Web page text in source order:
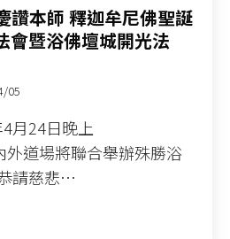
讚本師 釋迦牟尼佛聖誕
會暨浴佛壇城開光法
05
月24日晚上
外道場將聯合舉辦殊勝浴
請慈悲…